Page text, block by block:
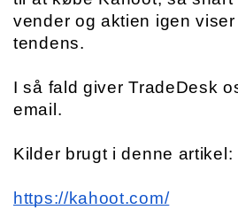
vender og aktien igen
tendens.
I så fald giver TradeDesk
email.
Kilder brugt i denne artikel:
https://kahoot.com/